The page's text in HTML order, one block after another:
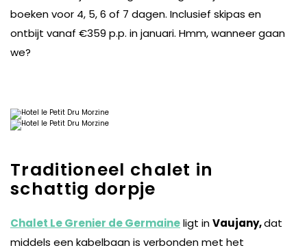
boeken voor 4, 5, 6 of 7 dagen. Inclusief skipas en
ontbijt vanaf €359 p.p. in januari. Hmm, wanneer gaan
we?
Traditioneel chalet in
schattig dorpje
Chalet Le Grenier de Germaineligt inVaujany,dat
middels een kabelbaan is verbonden met het